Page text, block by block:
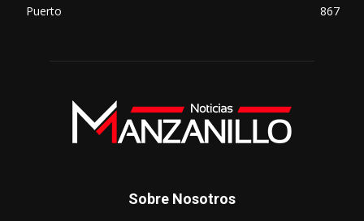
Puerto
867
Sobre Nosotros